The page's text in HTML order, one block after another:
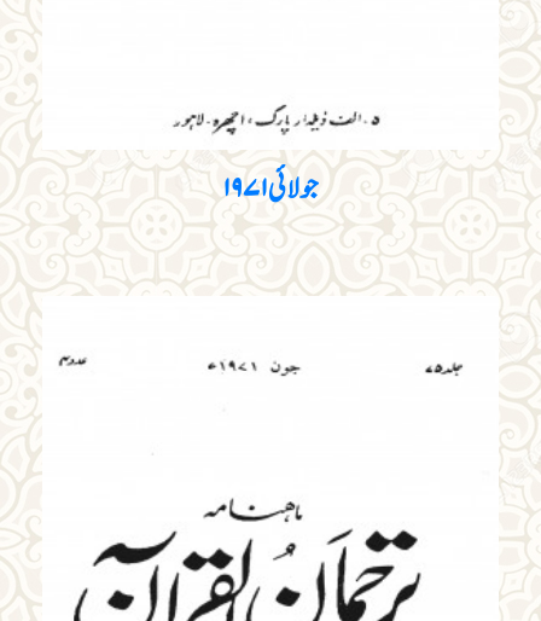
جولائی ۱۹۷۱